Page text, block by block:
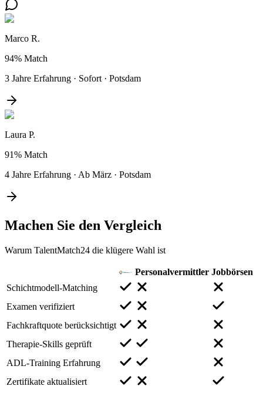
Marco R.
94% Match
3 Jahre Erfahrung · Sofort · Potsdam
Laura P.
91% Match
4 Jahre Erfahrung · Ab März · Potsdam
Machen Sie den Vergleich
Warum TalentMatch24 die klügere Wahl ist
Personalvermittler Jobbörsen
Schichtmodell-Matching
Examen verifiziert
Fachkraftquote berücksichtigt
Therapie-Skills geprüft
ADL-Training Erfahrung
Zertifikate aktualisiert